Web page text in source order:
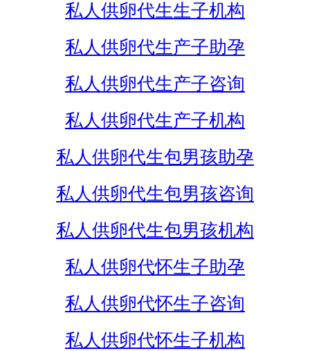
私人供卵代生生子机构
私人供卵代生产子助孕
私人供卵代生产子咨询
私人供卵代生产子机构
私人供卵代生包男孩助孕
私人供卵代生包男孩咨询
私人供卵代生包男孩机构
私人供卵代怀生子助孕
私人供卵代怀生子咨询
私人供卵代怀生子机构